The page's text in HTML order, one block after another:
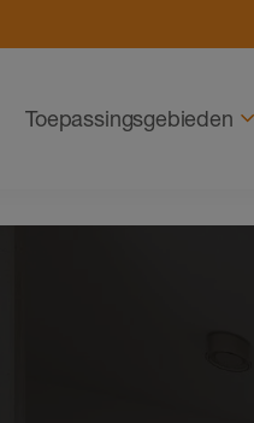
Toepassingsgebieden